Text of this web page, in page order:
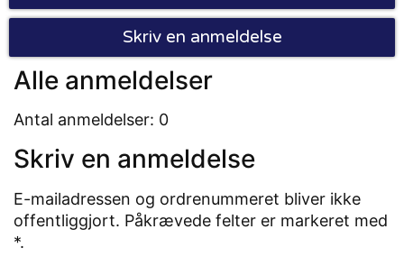
Skriv en anmeldelse
Alle anmeldelser
Antal anmeldelser: 0
Skriv en anmeldelse
E-mailadressen og ordrenummeret bliver ikke
offentliggjort. Påkrævede felter er markeret med
*.